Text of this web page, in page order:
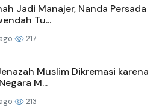
Jadi Manajer, Nanda Persada
Tu...
217
Muslim Dikremasi karena
M...
213